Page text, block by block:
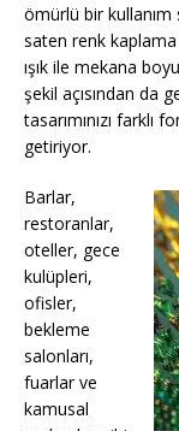
ömürlü bir kullanım
saten renk kaplama
ışık ile mekana
şekil açısından da
tasarımınızı farklı
getiriyor.
Barlar,
restoranlar,
oteller, gece
kulüpleri,
ofisler,
bekleme
salonları,
fuarlar ve
kamusal